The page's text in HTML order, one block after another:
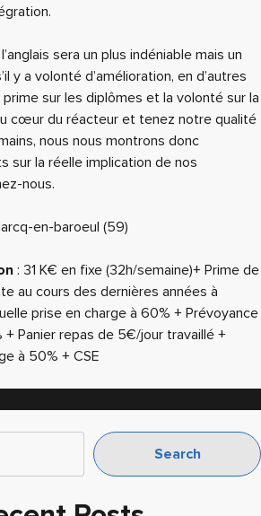
sera un plus indéniable mais un
y a volonté d’amélioration, en d’autres
sur les diplômes et la volonté sur la
cœur du réacteur et tenez notre qualité
nous nous montrons donc
sur la réelle implication de nos
nous.
en-baroeul (59)
: 31 K€ en fixe (32h/semaine)+ Prime de
au cours des dernières années à
prise en charge à 60% + Prévoyance
+ Panier repas de 5€/jour travaillé +
à 50% + CSE
Search